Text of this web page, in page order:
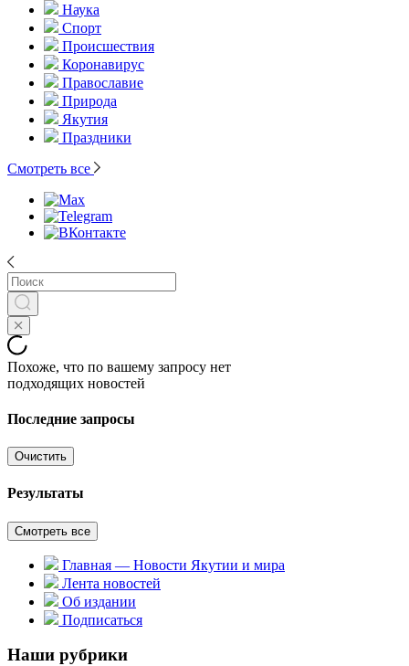
Наука
Спорт
Происшествия
Коронавирус
Православие
Природа
Якутия
Праздники
Смотреть все
Похоже, что по вашему запросу нет
подходящих новостей
Последние запросы
Очистить
Результаты
Смотреть все
Главная — Новости Якутии и мира
Лента новостей
Об издании
Подписаться
Наши рубрики